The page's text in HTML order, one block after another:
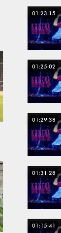
01:23:15
01:25:02
01:29:38
01:31:28
01:15:41